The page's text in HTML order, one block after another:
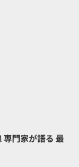
専門家が語る 最